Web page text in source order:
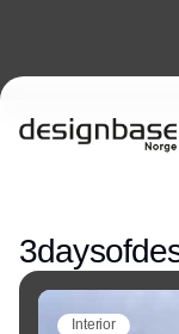
Interior